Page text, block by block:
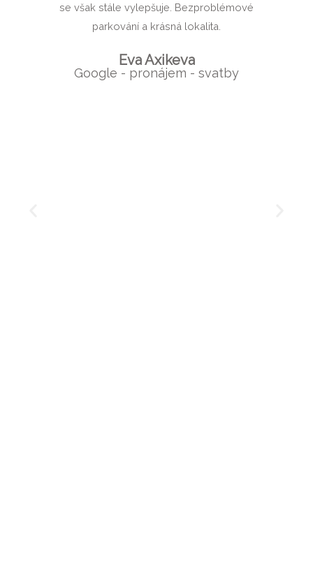
se však stále vylepšuje. Bezproblémové
parkování a krásná lokalita.
Eva Axikeva
Google - pronájem - svatby